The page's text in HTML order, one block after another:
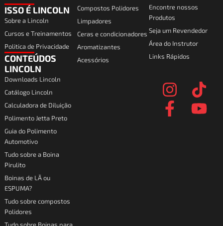
ISSO É LINCOLN
Sobre a Lincoln
Cursos e Treinamentos
Politica de Privacidade
CONTEÚDOS
LINCOLN
Downloads Lincoln
Catálogo Lincoln
Calculadora de Diluição
Polimento Jetta Preto
Guia do Polimento
Automotivo
Tudo sobre a Boina
Pirulito
Boinas de LÃ ou
ESPUMA?
Tudo sobre compostos
Polidores
Compostos Polidores
Limpadores
Ceras e condicionadores
Aromatizantes
Acessórios
Encontre nossos
Produtos
Seja um Revendedor
Área do Instrutor
Links Rápidos
n
s
t
i
k
t
a
c
e
o
u
t